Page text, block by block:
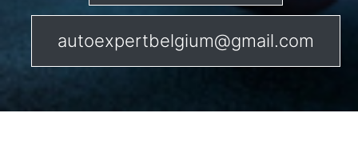
autoexpertbelgium@gmail.com